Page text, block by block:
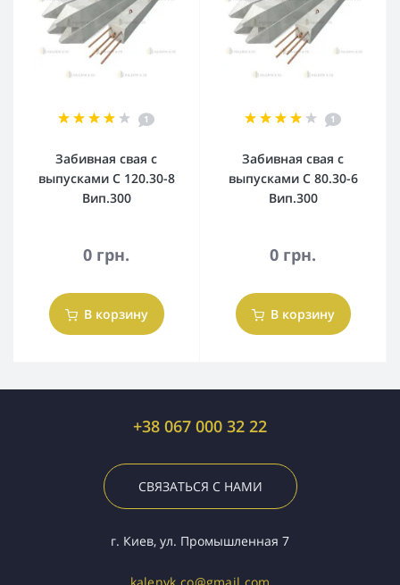
1
Забивная свая с
выпусками С 120.30-8
Вип.300
0 грн.
В корзину
1
Забивная свая с
выпусками С 80.30-6
Вип.300
0 грн.
В корзину
+38 067 000 32 22
СВЯЗАТЬСЯ С НАМИ
г. Киев, ул. Промышленная 7